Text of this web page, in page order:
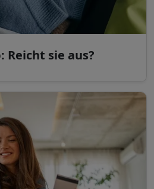
Reicht sie aus?